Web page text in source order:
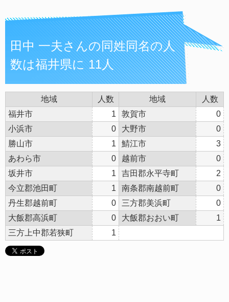
田中 一夫さんの同姓同名の人
数は福井県に 11人
地域 人数 地域
人数
福井市
1 敦賀市
0
小浜市
0 大野市
0
勝山市
1 鯖江市
3
あわら市
0 越前市
0
坂井市
1 吉田郡永平寺町
2
今立郡池田町
1 南条郡南越前町
0
丹生郡越前町
0 三方郡美浜町
0
大飯郡高浜町
0 大飯郡おおい町
1
三方上中郡若狭町
1